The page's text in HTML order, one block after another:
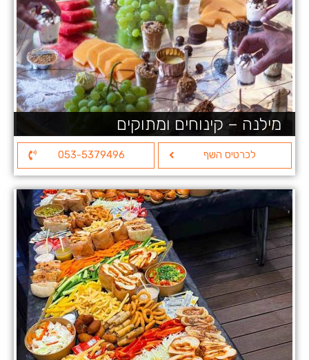
מילנה – קינוחים ומתוקים
לכרטיס השף 053-5379496